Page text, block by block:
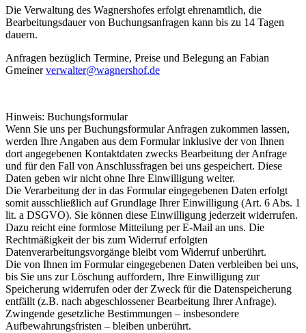
Die Verwaltung des Wagnershofes erfolgt ehrenamtlich, die
Bearbeitungsdauer von Buchungsanfragen kann bis zu 14 Tagen
dauern.
Anfragen bezüglich Termine, Preise und Belegung an Fabian
Gmeinerverwalter@wagnershof.de
Hinweis: Buchungsformular
Wenn Sie uns per Buchungsformular Anfragen zukommen lassen,
werden Ihre Angaben aus dem Formular inklusive der von Ihnen
dort angegebenen Kontaktdaten zwecks Bearbeitung der Anfrage
und für den Fall von Anschlussfragen bei uns gespeichert. Diese
Daten geben wir nicht ohne Ihre Einwilligung weiter.
Die Verarbeitung der in das Formular eingegebenen Daten erfolgt
somit ausschließlich auf Grundlage Ihrer Einwilligung (Art. 6 Abs. 1
lit. a DSGVO). Sie können diese Einwilligung jederzeit widerrufen.
Dazu reicht eine formlose Mitteilung per E-Mail an uns. Die
Rechtmäßigkeit der bis zum Widerruf erfolgten
Datenverarbeitungsvorgänge bleibt vom Widerruf unberührt.
Die von Ihnen im Formular eingegebenen Daten verbleiben bei uns,
bis Sie uns zur Löschung auffordern, Ihre Einwilligung zur
Speicherung widerrufen oder der Zweck für die Datenspeicherung
entfällt (z.B. nach abgeschlossener Bearbeitung Ihrer Anfrage).
Zwingende gesetzliche Bestimmungen – insbesondere
Aufbewahrungsfristen – bleiben unberührt.